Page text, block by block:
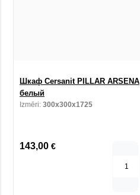
Шкаф Cersanit PILLAR ARSENA
белый
Izmēri: 300x300x1725
143,00 €